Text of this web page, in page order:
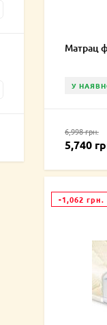
Матрац
У
6,998 грн.
5,740
-1,062 грн.